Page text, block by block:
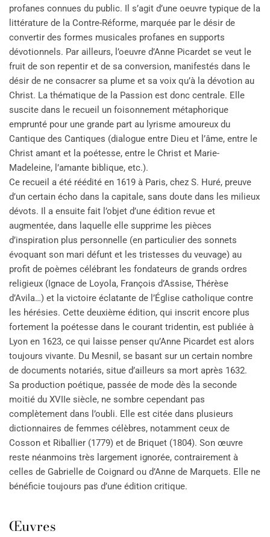
profanes connues du public. Il s’agit d’une oeuvre typique de la
littérature de la Contre-Réforme, marquée par le désir de
convertir des formes musicales profanes en supports
dévotionnels. Par ailleurs, l’oeuvre d’Anne Picardet se veut le
fruit de son repentir et de sa conversion, manifestés dans le
désir de ne consacrer sa plume et sa voix qu’à la dévotion au
Christ. La thématique de la Passion est donc centrale. Elle
suscite dans le recueil un foisonnement métaphorique
emprunté pour une grande part au lyrisme amoureux du
Cantique des Cantiques (dialogue entre Dieu et l’âme, entre le
Christ amant et la poétesse, entre le Christ et Marie-
Madeleine, l’amante biblique, etc.).
Ce recueil a été réédité en 1619 à Paris, chez S. Huré, preuve
d’un certain écho dans la capitale, sans doute dans les milieux
dévots. Il a ensuite fait l’objet d’une édition revue et
augmentée, dans laquelle elle supprime les pièces
d’inspiration plus personnelle (en particulier des sonnets
évoquant son mari défunt et les tristesses du veuvage) au
profit de poèmes célébrant les fondateurs de grands ordres
religieux (Ignace de Loyola, François d’Assise, Thérèse
d’Avila…) et la victoire éclatante de l’Église catholique contre
les hérésies. Cette deuxième édition, qui inscrit encore plus
fortement la poétesse dans le courant tridentin, est publiée à
Lyon en 1623, ce qui laisse penser qu’Anne Picardet est alors
toujours vivante. Du Mesnil, se basant sur un certain nombre
de documents notariés, situe d’ailleurs sa mort après 1632.
Sa production poétique, passée de mode dès la seconde
moitié du XVIIe siècle, ne sombre cependant pas
complètement dans l’oubli. Elle est citée dans plusieurs
dictionnaires de femmes célèbres, notamment ceux de
Cosson et Riballier (1779) et de Briquet (1804). Son œuvre
reste néanmoins très largement ignorée, contrairement à
celles de Gabrielle de Coignard ou d’Anne de Marquets. Elle ne
bénéficie toujours pas d’une édition critique.
Œuvres